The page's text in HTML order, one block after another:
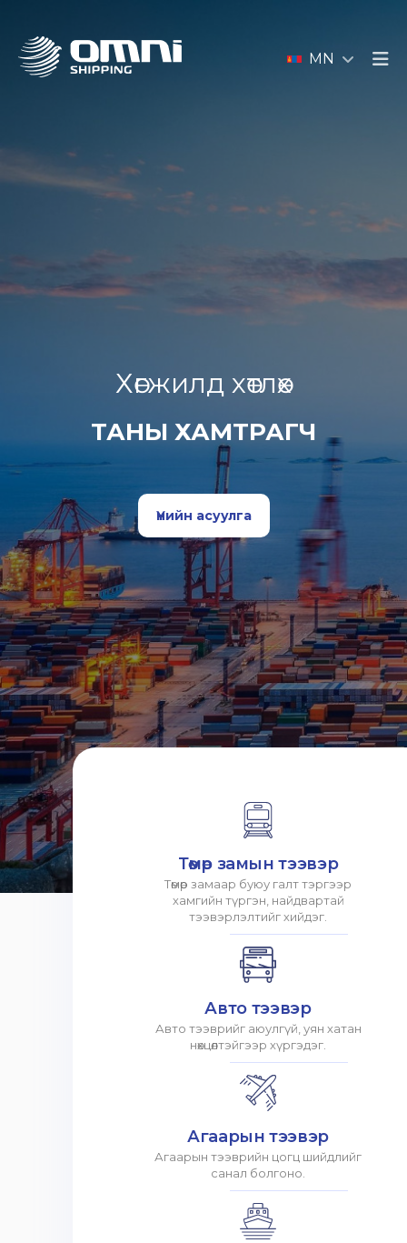
MN
Хөгжилд хөтлөх
ТАНЫ ХАМТРАГЧ
Үнийн асуулга
Төмөр замын тээвэр
Төмөр замаар буюу галт тэргээр
хамгийн түргэн, найдвартай
тээвэрлэлтийг хийдэг.
Авто тээвэр
Авто тээврийг аюулгүй, уян хатан
нөхцөлтэйгээр хүргэдэг.
Агаарын тээвэр
Агаарын тээврийн цогц шийдлийг
санал болгоно.